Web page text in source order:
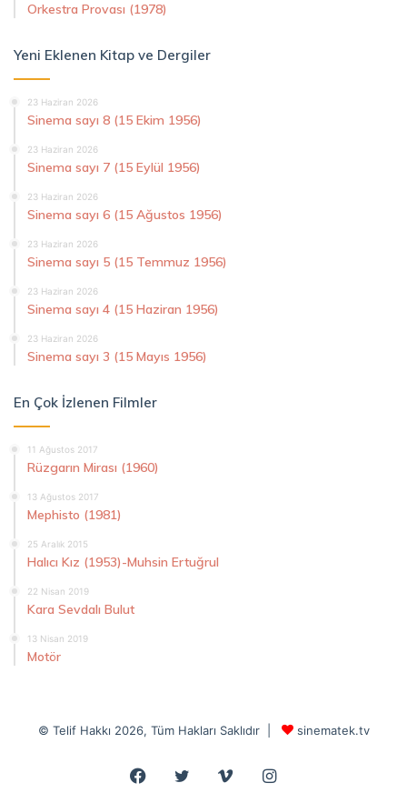
Orkestra Provası (1978)
Yeni Eklenen Kitap ve Dergiler
23 Haziran 2026
Sinema sayı 8 (15 Ekim 1956)
23 Haziran 2026
Sinema sayı 7 (15 Eylül 1956)
23 Haziran 2026
Sinema sayı 6 (15 Ağustos 1956)
23 Haziran 2026
Sinema sayı 5 (15 Temmuz 1956)
23 Haziran 2026
Sinema sayı 4 (15 Haziran 1956)
23 Haziran 2026
Sinema sayı 3 (15 Mayıs 1956)
En Çok İzlenen Filmler
11 Ağustos 2017
Rüzgarın Mirası (1960)
13 Ağustos 2017
Mephisto (1981)
25 Aralık 2015
Halıcı Kız (1953)-Muhsin Ertuğrul
22 Nisan 2019
Kara Sevdalı Bulut
13 Nisan 2019
Motör
© Telif Hakkı 2026, Tüm Hakları Saklıdır | sinematek.tv
Facebook
Twitter VimeoInstagram